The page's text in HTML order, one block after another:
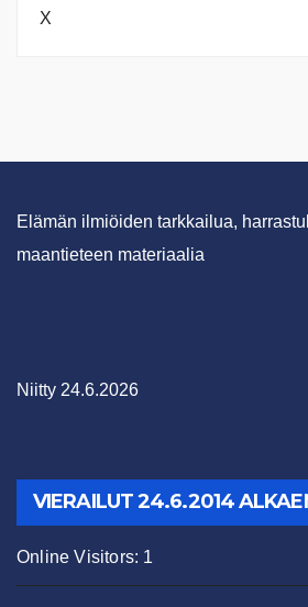
X
Elämän ilmiöiden tarkkailua,
maantieteen materiaalia
Niitty 24.6.2026
VIERAILUT 24.6.2014
Online Visitors: 1